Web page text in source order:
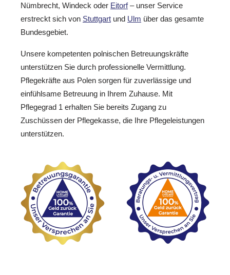
Nümbrecht, Windeck oder Eitorf– unser Service
erstreckt sich von Stuttgart und Ulm über das gesamte
Bundesgebiet.
Unsere kompetenten polnischen Betreuungskräfte
unterstützen Sie durch professionelle Vermittlung.
Pflegekräfte aus Polen sorgen für zuverlässige und
einfühlsame Betreuung in Ihrem Zuhause. Mit
Pflegegrad 1 erhalten Sie bereits Zugang zu
Zuschüssen der Pflegekasse, die Ihre Pflegeleistungen
unterstützen.